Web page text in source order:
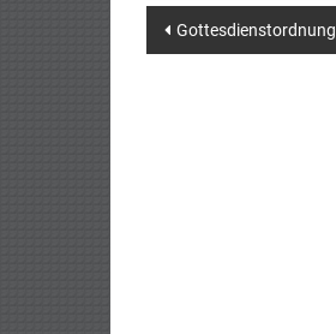
Post
Gottesdienstordnung